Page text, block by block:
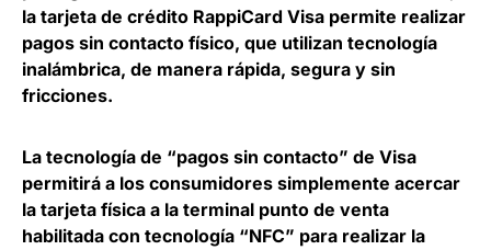
la tarjeta de crédito RappiCard Visa permite realizar
pagos sin contacto físico, que utilizan tecnología
inalámbrica, de manera rápida, segura y sin
fricciones.
La tecnología de “pagos sin contacto” de Visa
permitirá a los consumidores simplemente acercar
la tarjeta física a la terminal punto de venta
habilitada con tecnología “NFC” para realizar la